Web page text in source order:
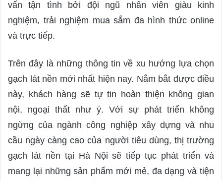
vấn tận tình bởi đội ngũ nhân viên giàu kinh
nghiệm, trải nghiệm mua sắm đa hình thức online
và trực tiếp.
Trên đây là những thông tin về xu hướng lựa chọn
gạch lát nền mới nhất hiện nay. Nắm bắt được điều
này, khách hàng sẽ tự tin hoàn thiện không gian
nội, ngoại thất như ý. Với sự phát triển không
ngừng của ngành công nghiệp xây dựng và nhu
cầu ngày càng cao của người tiêu dùng, thị trường
gạch lát nền tại Hà Nội sẽ tiếp tục phát triển và
mang lại những sản phẩm mới mẻ, đa dạng và tiện